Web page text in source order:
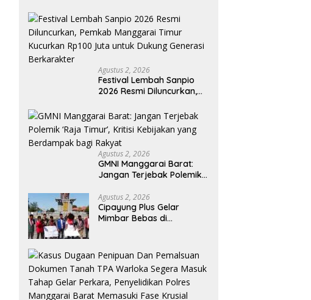
Industri Berkelanjutan
Agustus 2, 2026
Festival Lembah Sanpio
2026 Resmi Diluncurkan,
Kucurkan Rp100 Juta
untuk Dukung Generasi
Berkarakter
Agustus 2, 2026
GMNI Manggarai Barat:
Jangan Terjebak Polemik
Kebijakan yang
Berdampak bagi Rakyat
Agustus 2, 2026
Cipayung Plus Gelar
Mimbar Bebas di
Penyematan Gelar “Raja
Timor” kepada Jokowi